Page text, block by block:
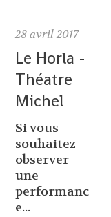
28 avril 2017
Le Horla -
Théatre
Michel
Si vous
souhaitez
observer
une
performanc
e...